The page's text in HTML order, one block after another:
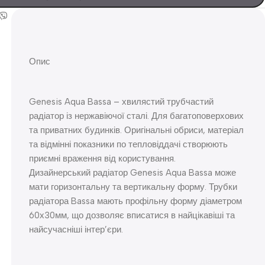
Опис
Genesis Aqua Bassa – хвилястий трубчастий
радіатор із нержавіючої сталі. Для багатоповерхових
та приватних будинків. Оригінальні обриси, матеріал
та відмінні показники по тепловіддачі створюють
приємні враження від користування.
Дизайнерський радіатор Genesis Aqua Bassa може
мати горизонтальну та вертикальну форму. Трубки
радіатора Bassa мають профільну форму діаметром
60х30мм, що дозволяє вписатися в найцікавіші та
найсучасніші інтер’єри.